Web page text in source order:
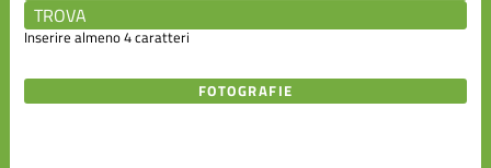
Inserire almeno 4 caratteri
FOTOGRAFIE